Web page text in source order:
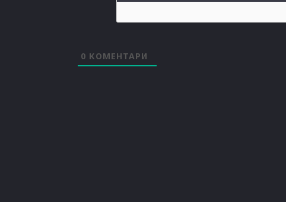
0 КОМЕНТАРИ